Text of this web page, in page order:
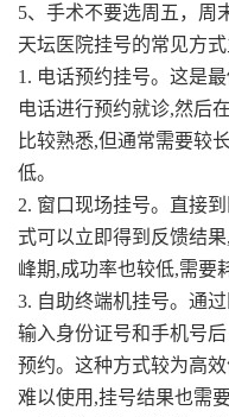
5、手术不要选周五，周
天坛医院挂号的常见方
1. 电话预约挂号。这是
电话进行预约就诊,然后
比较熟悉,但通常需要较
低。
2. 窗口现场挂号。直接
式可以立即得到反馈结
峰期,成功率也较低,需要
3. 自助终端机挂号。通
输入身份证号和手机号
预约。这种方式较为高
难以使用,挂号结果也需